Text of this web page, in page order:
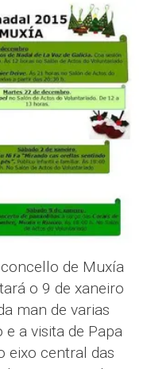
de Muxía
o 9 de xaneiro
man de varias
a visita de Papa
eixo central das